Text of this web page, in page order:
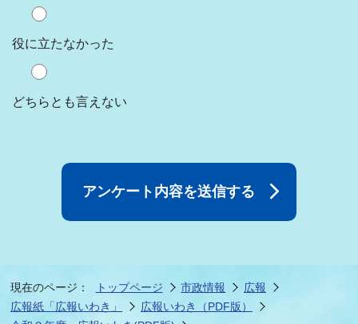
役に立たなかった
どちらとも言えない
現在のページ： トップページ 市政情報
広報
広報紙「広報いわき」
広報いわき（PDF版）